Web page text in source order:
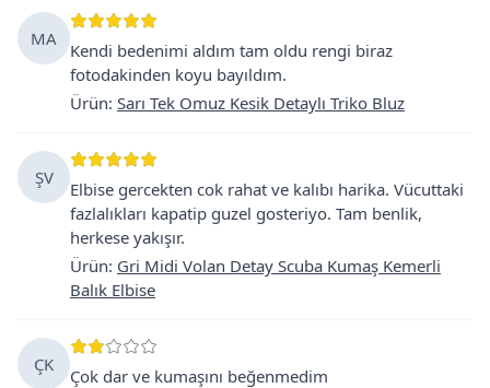
MA
Kendi bedenimi aldım tam oldu rengi biraz
fotodakinden koyu bayıldım.
Ürün: Sarı Tek Omuz Kesik Detaylı Triko Bluz
ŞV
Elbise gercekten cok rahat ve kalıbı harika. Vücuttaki
fazlalıkları kapatip guzel gosteriyo. Tam benlik,
herkese yakışır.
Ürün: Gri Midi Volan Detay Scuba Kumaş Kemerli
Balık Elbise
ÇK
Çok dar ve kumaşını beğenmedim